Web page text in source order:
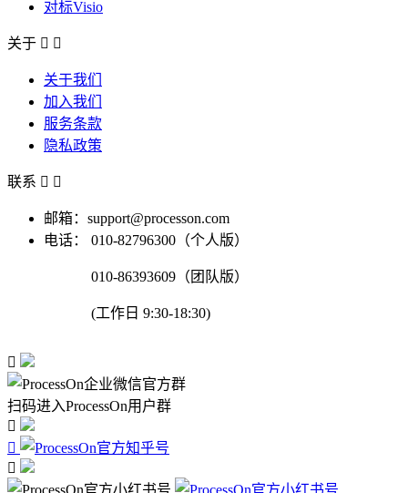
对标Visio
关于  
关于我们
加入我们
服务条款
隐私政策
联系  
邮箱：support@processon.com
电话：
010-82796300（个人版）
010-86393609（团队版）
(工作日 9:30-18:30)

扫码进入ProcessOn用户群


